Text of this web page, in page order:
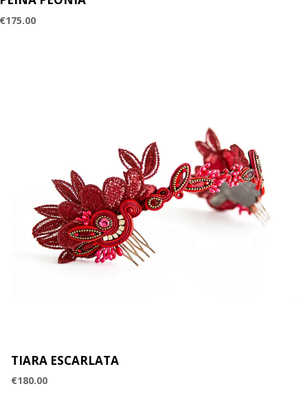
€175.00
TIARA ESCARLATA
€180.00